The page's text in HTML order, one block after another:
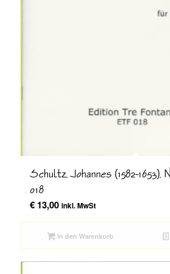
Schultz, Johannes (1582-1653),
018
€13,00 inkl. MwSt
In den Warenkorb